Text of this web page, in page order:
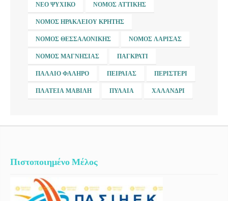
ΝΈΟ ΨΥΧΙΚΌ ΝΟΜΌΣ ΑΤΤΙΚΉΣ
ΝΟΜΌΣ ΗΡΑΚΛΕΊΟΥ ΚΡΉΤΗΣ
ΝΟΜΌΣ ΘΕΣΣΑΛΟΝΊΚΗΣ ΝΟΜΌΣ ΛΆΡΙΣΑΣ
ΝΟΜΌΣ ΜΑΓΝΗΣΊΑΣ ΠΑΓΚΡΆΤΙ
ΠΑΛΑΙΌ ΦΆΛΗΡΟ ΠΕΙΡΑΙΆΣ ΠΕΡΙΣΤΈΡΙ
ΠΛΑΤΕΊΑ ΜΑΒΊΛΗ ΠΥΛΑΊΑ ΧΑΛΆΝΔΡΙ
Πιστοποιημένο Μέλος